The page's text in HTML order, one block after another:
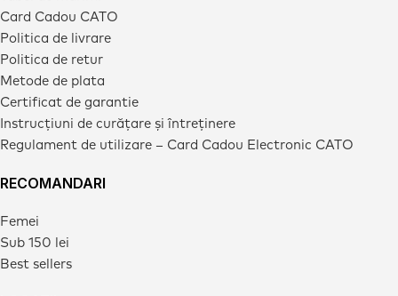
Card Cadou CATO
Politica de livrare
Politica de retur
Metode de plata
Certificat de garantie
Instrucțiuni de curățare și întreținere
Regulament de utilizare – Card Cadou Electronic CATO
RECOMANDARI
Femei
Sub 150 lei
Best sellers